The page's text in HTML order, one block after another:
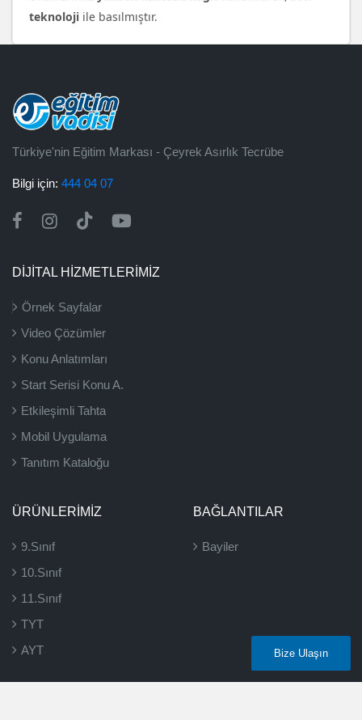
teknoloji ile basılmıştır.
Türkiye'nin Eğitim Markası - Çeyrek Asırlık Tecrübe
Bilgi için: 444 04 07
DİJİTAL HİZMETLERİMİZ
Örnek Sayfalar
Video Çözümler
Konu Anlatımları
Start Serisi Konu A.
Etkileşimli Tahta
Mobil Uygulama
Tanıtım Kataloğu
ÜRÜNLERIMIZ
9.Sınıf
10.Sınıf
11.Sınıf
TYT
AYT
BAĞLANTILAR
Bayiler
Bize Ulaşın